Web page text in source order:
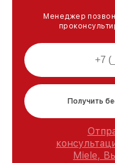
Менеджер
Получить
Miele,